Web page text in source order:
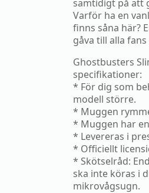
product
samtidigt på att
Varför ha en
finns såna här?
gåva till alla fans
Ghostbusters
specifikationer:
* För dig som
modell större.
* Muggen
* Muggen har
* Levereras i
* Officiellt
* Skötselråd:
ska inte köras i
mikrovågsugn.